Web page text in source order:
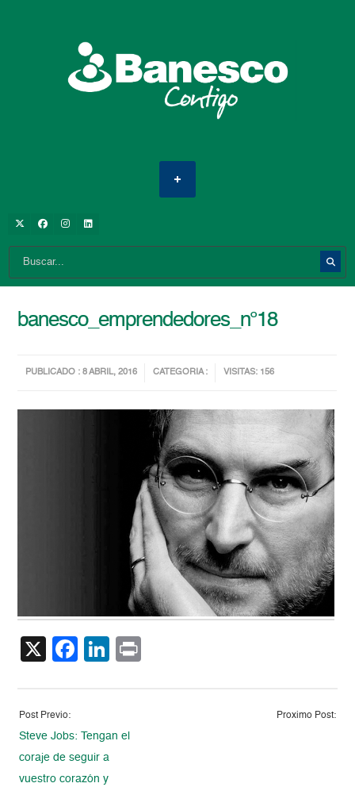
banesco_emprendedores_n°18
PUBLICADO : 8 ABRIL, 2016 CATEGORIA : VISITAS: 156
X Facebook
LinkedIn
Post Previo:
Steve Jobs: Tengan el
coraje de seguir a
vuestro corazón y
Proximo Post: